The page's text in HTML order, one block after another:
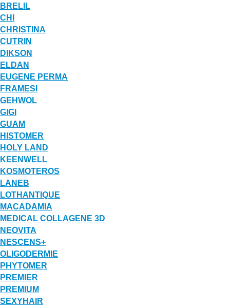
BRELIL
CHI
CHRISTINA
CUTRIN
DIKSON
ELDAN
EUGENE PERMA
FRAMESI
GEHWOL
GIGI
GUAM
HISTOMER
HOLY LAND
KEENWELL
KOSMOTEROS
LANEB
LOTHANTIQUE
MACADAMIA
MEDICAL COLLAGENE 3D
NEOVITA
NESCENS+
OLIGODERMIE
PHYTOMER
PREMIER
PREMIUM
SEXYHAIR